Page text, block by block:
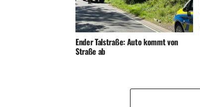
Ender Talstraße: Auto kommt von
Straße ab